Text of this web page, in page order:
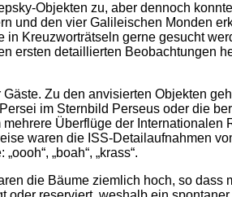
Objekten zu, aber dennoch
und den vier Galileischen Monden
Kreuzworträtseln gerne gesucht
ersten detaillierten Beobachtungen
Zu den anvisierten Objekten
im Sternbild Perseus oder die
Überflüge der Internationalen
waren die ISS-Detailaufnahmen
„boah“, „krass“.
die Bäume ziemlich hoch, so dass